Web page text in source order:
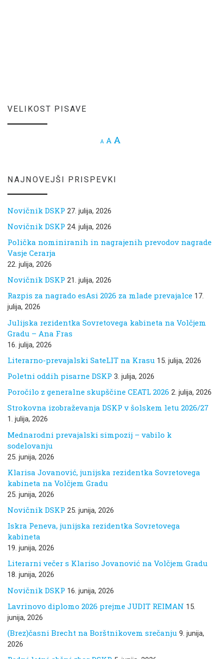
VELIKOST PISAVE
A Decrease font size.
A Reset font size.
A
NAJNOVEJŠI PRISPEVKI
Novičnik DSKP 27. julija, 2026
Novičnik DSKP 24. julija, 2026
Polička nominiranih in nagrajenih prevodov nagrade
Vasje Cerarja
22. julija, 2026
Novičnik DSKP 21. julija, 2026
Razpis za nagrado esAsi 2026 za mlade prevajalce 17.
julija, 2026
Julijska rezidentka Sovretovega kabineta na Volčjem
Gradu – Ana Fras
16. julija, 2026
Literarno-prevajalski SateLIT na Krasu 15. julija, 2026
Poletni oddih pisarne DSKP 3. julija, 2026
Poročilo z generalne skupščine CEATL 2026 2. julija, 2026
Strokovna izobraževanja DSKP v šolskem letu 2026/27
1. julija, 2026
Mednarodni prevajalski simpozij – vabilo k
sodelovanju
25. junija, 2026
Klarisa Jovanović, junijska rezidentka Sovretovega
kabineta na Volčjem Gradu
25. junija, 2026
Novičnik DSKP 25. junija, 2026
Iskra Peneva, junijska rezidentka Sovretovega
kabineta
19. junija, 2026
Literarni večer s Klariso Jovanović na Volčjem Gradu
18. junija, 2026
Novičnik DSKP 16. junija, 2026
Lavrinovo diplomo 2026 prejme JUDIT REIMAN 15.
junija, 2026
(Brez)časni Brecht na Borštnikovem srečanju 9. junija,
2026